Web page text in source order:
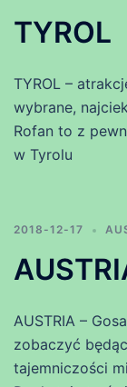
TYROL
TYROL –
wybrane,
Rofan to z
w Tyrolu
2018-12-17
AUSTRIA –
zobaczyć
tajemniczości